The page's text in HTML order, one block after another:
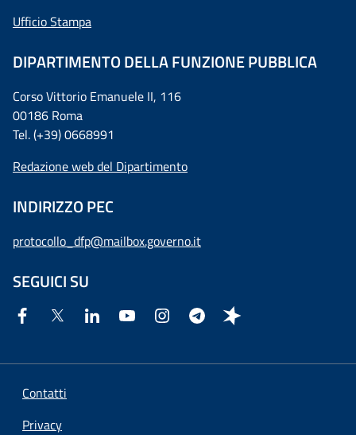
Ufficio Stampa
DIPARTIMENTO DELLA FUNZIONE PUBBLICA
Corso Vittorio Emanuele II, 116
00186 Roma
Tel. (+39) 0668991
Redazione web del Dipartimento
INDIRIZZO PEC
protocollo_dfp@mailbox.governo.it
SEGUICI SU
Contatti
Privacy